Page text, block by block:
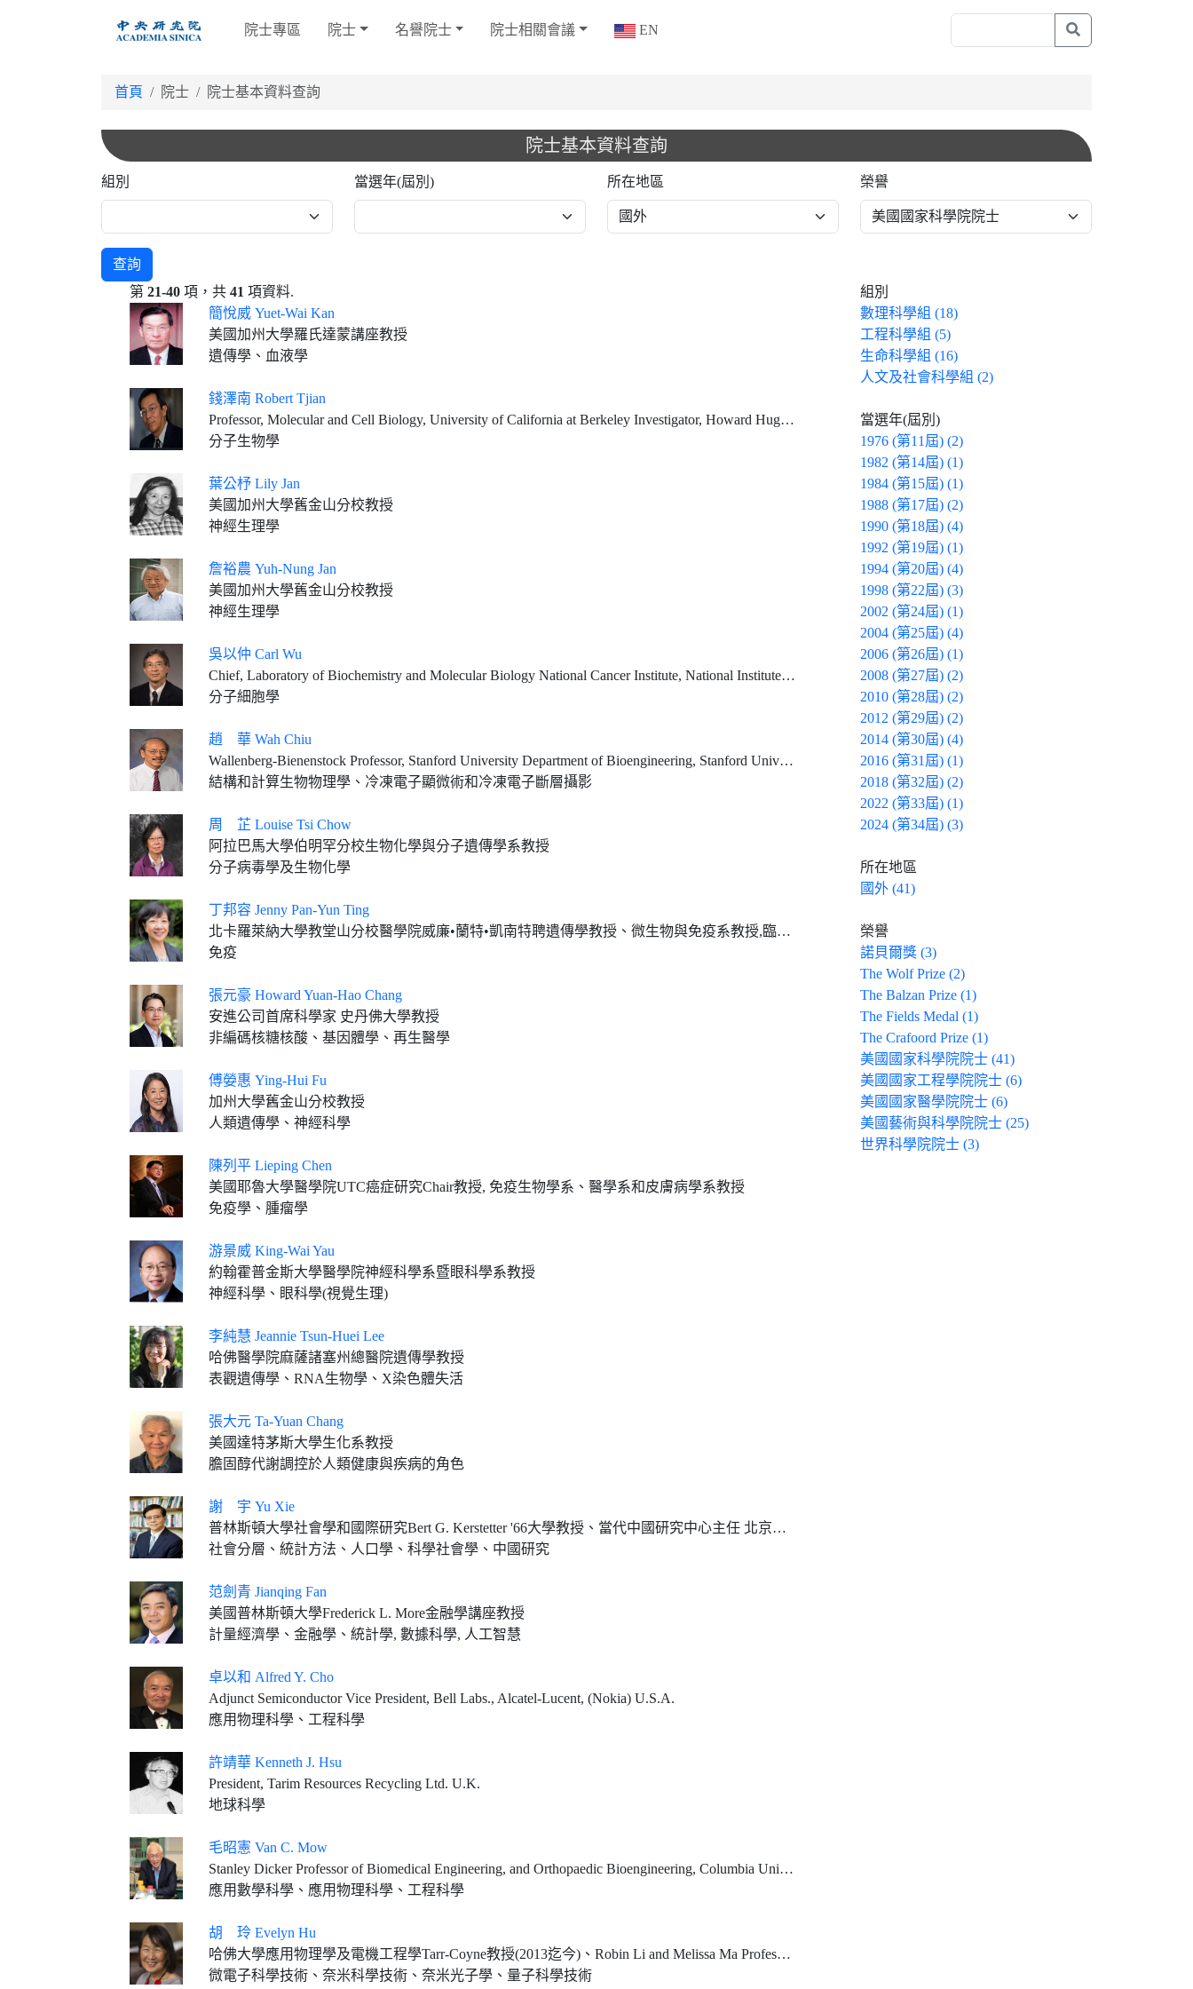
院士專區 院士 名譽院士 院士相關會議 EN
首頁 院士 院士基本資料查詢
院士基本資料查詢
組別 當選年(屆別) 所在地區 榮譽
查詢
第 21-40 項，共 41 項資料.
簡悅威 Yuet-Wai Kan
美國加州大學羅氏達蒙講座教授
遺傳學、血液學
錢澤南 Robert Tjian
Professor, Molecular and Cell Biology, University of California at Berkeley Investigator, Howard Hughes Medical Institute
分子生物學
葉公杼 Lily Jan
美國加州大學舊金山分校教授
神經生理學
詹裕農 Yuh-Nung Jan
美國加州大學舊金山分校教授
神經生理學
吳以仲 Carl Wu
Chief, Laboratory of Biochemistry and Molecular Biology National Cancer Institute, National Institutes of Health, and NIH Distinguished Investigator
分子細胞學
趙 華 Wah Chiu
Wallenberg-Bienenstock Professor, Stanford University Department of Bioengineering, Stanford University Department of Microbiology and Immunology, Stanford University Director of CryoEM and Bioimaging Division and Professor of Photon Science, SLAC National Accelerator Laboratory
結構和計算生物物理學、冷凍電子顯微術和冷凍電子斷層攝影
周 芷 Louise Tsi Chow
阿拉巴馬大學伯明罕分校生物化學與分子遺傳學系教授
分子病毒學及生物化學
丁邦容 Jenny Pan-Yun Ting
北卡羅萊納大學教堂山分校醫學院威廉•蘭特•凱南特聘遺傳學教授、微生物與免疫系教授,臨床轉化免疫學研究中心主任
免疫
張元豪 Howard Yuan-Hao Chang
安進公司首席科學家 史丹佛大學教授
非編碼核糖核酸、基因體學、再生醫學
傅嫈惠 Ying-Hui Fu
加州大學舊金山分校教授
人類遺傳學、神經科學
陳列平 Lieping Chen
美國耶魯大學醫學院UTC癌症研究Chair教授, 免疫生物學系、醫學系和皮膚病學系教授
免疫學、腫瘤學
游景威 King-Wai Yau
約翰霍普金斯大學醫學院神經科學系暨眼科學系教授
神經科學、眼科學(視覺生理)
李純慧 Jeannie Tsun-Huei Lee
哈佛醫學院麻薩諸塞州總醫院遺傳學教授
表觀遺傳學、RNA生物學、X染色體失活
張大元 Ta-Yuan Chang
美國達特茅斯大學生化系教授
膽固醇代謝調控於人類健康與疾病的角色
謝 宇 Yu Xie
普林斯頓大學社會學和國際研究Bert G. Kerstetter '66大學教授、當代中國研究中心主任 北京大學講座教授、光華管理學院社會研究中心主任
社會分層、統計方法、人口學、科學社會學、中國研究
范劍青 Jianqing Fan
美國普林斯頓大學Frederick L. More金融學講座教授
計量經濟學、金融學、統計學, 數據科學, 人工智慧
卓以和 Alfred Y. Cho
Adjunct Semiconductor Vice President, Bell Labs., Alcatel-Lucent, (Nokia) U.S.A.
應用物理科學、工程科學
許靖華 Kenneth J. Hsu
President, Tarim Resources Recycling Ltd. U.K.
地球科學
毛昭憲 Van C. Mow
Stanley Dicker Professor of Biomedical Engineering, and Orthopaedic Bioengineering, Columbia University
應用數學科學、應用物理科學、工程科學
胡 玲 Evelyn Hu
哈佛大學應用物理學及電機工程學Tarr-Coyne教授(2013迄今)、Robin Li and Melissa Ma Professor of Arts and Sciences (2013)
微電子科學技術、奈米科學技術、奈米光子學、量子科學技術
組別
數理科學組 (18)
工程科學組 (5)
生命科學組 (16)
人文及社會科學組 (2)
當選年(屆別)
1976 (第11屆) (2)
1982 (第14屆) (1)
1984 (第15屆) (1)
1988 (第17屆) (2)
1990 (第18屆) (4)
1992 (第19屆) (1)
1994 (第20屆) (4)
1998 (第22屆) (3)
2002 (第24屆) (1)
2004 (第25屆) (4)
2006 (第26屆) (1)
2008 (第27屆) (2)
2010 (第28屆) (2)
2012 (第29屆) (2)
2014 (第30屆) (4)
2016 (第31屆) (1)
2018 (第32屆) (2)
2022 (第33屆) (1)
2024 (第34屆) (3)
所在地區
國外 (41)
榮譽
諾貝爾獎 (3)
The Wolf Prize (2)
The Balzan Prize (1)
The Fields Medal (1)
The Crafoord Prize (1)
美國國家科學院院士 (41)
美國國家工程學院院士 (6)
美國國家醫學院院士 (6)
美國藝術與科學院院士 (25)
世界科學院院士 (3)